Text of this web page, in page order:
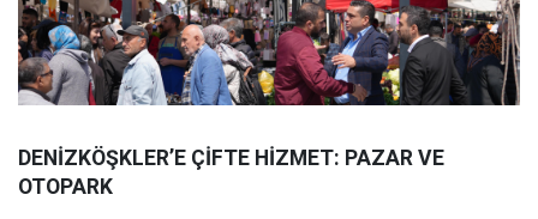
DENİZKÖŞKLER’E ÇİFTE HİZMET: PAZAR VE
OTOPARK